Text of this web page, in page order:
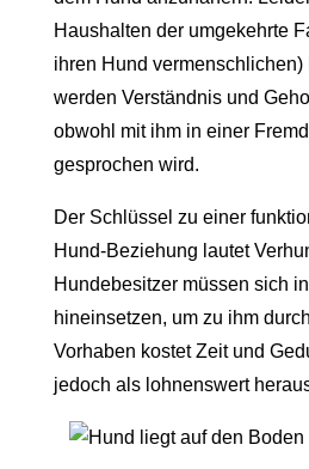
Haushalten der umgekehrte
ihren Hund vermenschlichen)
werden Verständnis und
obwohl mit ihm in einer
gesprochen wird.
Der Schlüssel zu einer
Hund-Beziehung lautet
Hundebesitzer müssen sich
hineinsetzen, um zu ihm
Vorhaben kostet Zeit und
jedoch als lohnenswert